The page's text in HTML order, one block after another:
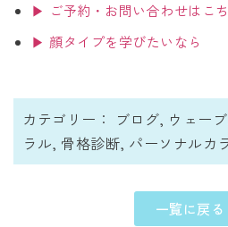
▶ ご予約・お問い合わせはこ
▶ 顔タイプを学びたいなら
カテゴリー： ブログ, ウェーブ
ラル, 骨格診断, パーソナルカ
一覧に戻る